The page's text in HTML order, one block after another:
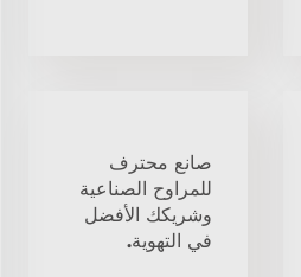
صانع محترف
للمراوح الصناعية
وشريكك الأفضل
في التهوية.